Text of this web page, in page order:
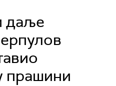
даље
прашини